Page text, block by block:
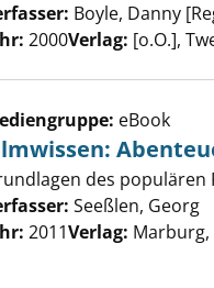
Details von The
Boyle, Danny
2000Verlag: [o.O.],
eBook
des populären
Seeßlen, Georg
2011Verlag: Marburg,